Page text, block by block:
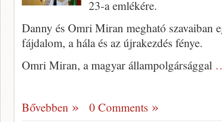
23-a emlékére.
Danny és Omri Miran megható szavaiban
fájdalom, a hála és az újrakezdés fénye.
Omri Miran, a magyar állampolgársággal
Bővebben 0 Comments